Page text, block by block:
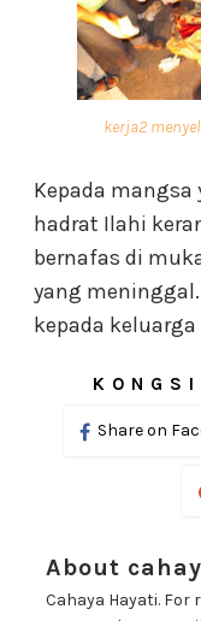
kerja2
Kepada mangsa
hadrat Ilahi
bernafas di
yang
kepada
Share on
About
Cahaya Hayati. For